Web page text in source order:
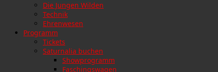
Die Jungen Wilden
Technik
Ehrenwesen
Programm
Tickets
Saturnalia buchen
Showprogramm
Faschingswagen